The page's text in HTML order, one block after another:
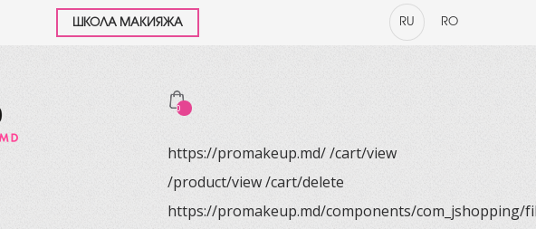
ШКОЛА МАКИЯЖА RU RO
0
https://promakeup.md//cart/view
/product/view/cart/delete
https://promakeup.md/components/com_jshopping/